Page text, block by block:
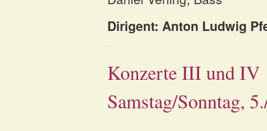
Dirigent: Anton Ludwig
Konzerte III und IV
Samstag/Sonntag,